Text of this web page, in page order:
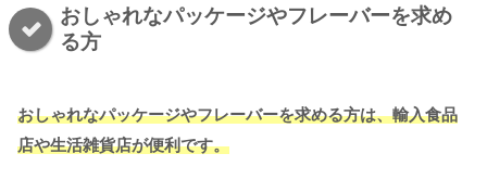
おしゃれなパッケージやフレーバーを求め
る方
おしゃれなパッケージやフレーバーを求める方は、輸入食品
店や生活雑貨店が便利です。